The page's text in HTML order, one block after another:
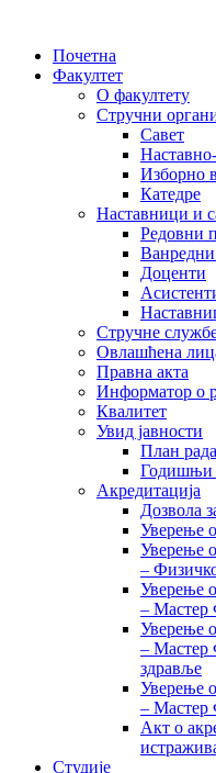
Почетна
Факултет
О факултету
Стручни
Савет
Изборно
Катедре
Наставници и
Редовни
Доценти
Стручне
Овлашћена
Правна акта
Информатор о
Квалитет
Увид јавности
План
Годишњи
Акредитација
Дозвола
Уверење
Уверење
–
Уверење
– Мастер
Уверење
– Мастер
здравље
Уверење
– Мастер
Акт о
Студије